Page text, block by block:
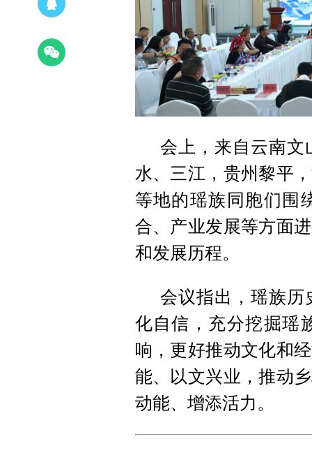
会上，来自云南文
水、三江，贵州黎平
等地的瑶族同胞们围
合、产业发展等方面
和发展历程。
会议指出，瑶族历
化自信，充分挖掘瑶
响，更好推动文化和
能、以文兴业，推动
动能、增添活力。